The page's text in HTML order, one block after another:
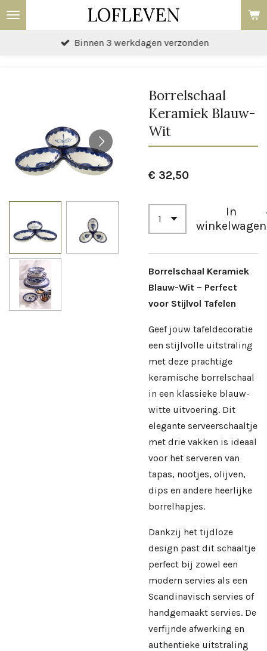
Ga
direct
LOFLEVEN
Binnen 3 werkdagen verzonden
Borrelschaal
Keramiek Blauw-
Wit
€ 32,50
In
winkelwagen
Borrelschaal Keramiek
Blauw-Wit – Perfect
voor Stijlvol Tafelen
Geef jouw tafeldecoratie
een stijlvolle uitstraling
met deze prachtige
keramische borrelschaal
in een klassieke blauw-
witte uitvoering. Dit
elegante serveerschaaltje
met drie vakken is ideaal
voor het serveren van
tapas, nootjes, olijven,
dips en andere heerlijke
borrelhapjes.
Dankzij het tijdloze
design past dit schaaltje
perfect bij zowel een
modern servies als een
Scandinavisch servies of
handgemaakt servies. De
verfijnde afwerking en
authentieke uitstraling